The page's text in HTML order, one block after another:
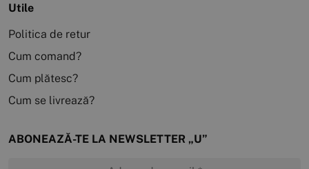
Utile
Politica de retur
Cum comand?
Cum plătesc?
Cum se livrează?
ABONEAZĂ-TE LA NEWSLETTER „U”